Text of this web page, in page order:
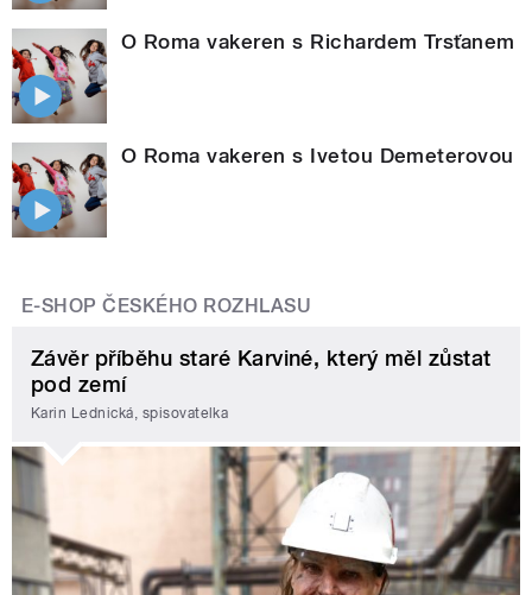
O Roma vakeren s Richardem Trsťanem
O Roma vakeren s Ivetou Demeterovou
E-SHOP ČESKÉHO ROZHLASU
Závěr příběhu staré Karviné, který měl zůstat
pod zemí
Karin Lednická, spisovatelka